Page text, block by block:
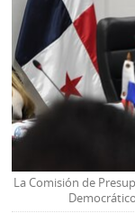
La Comisión de